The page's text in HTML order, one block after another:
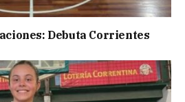
Debuta Corrientes